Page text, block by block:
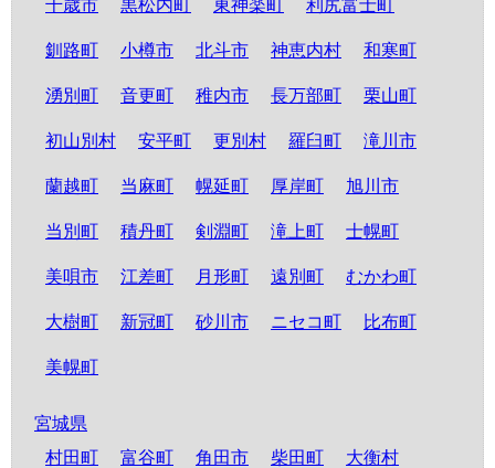
千歳市 黒松内町 東神楽町 利尻富士町
釧路町 小樽市 北斗市 神恵内村 和寒町
湧別町 音更町 稚内市 長万部町 栗山町
初山別村 安平町 更別村 羅臼町 滝川市
蘭越町 当麻町 幌延町 厚岸町 旭川市
当別町 積丹町 剣淵町 滝上町 士幌町
美唄市 江差町 月形町 遠別町 むかわ町
大樹町 新冠町 砂川市 ニセコ町 比布町
美幌町
宮城県
村田町
富谷町 角田市 柴田町 大衡村